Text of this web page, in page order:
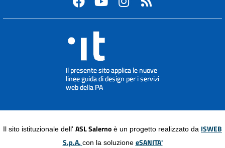
Il sito istituzionale dell' ASL Salerno è un progetto realizzato da ISWEB
S.p.A. con la soluzione eSANITA'